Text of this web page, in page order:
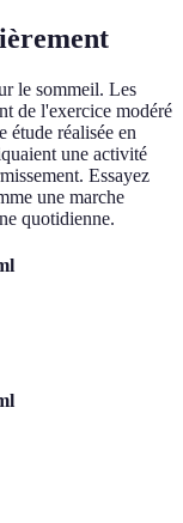
le sommeil. Les
de l'exercice modéré
étude réalisée en
une activité
Essayez
une marche
quotidienne.